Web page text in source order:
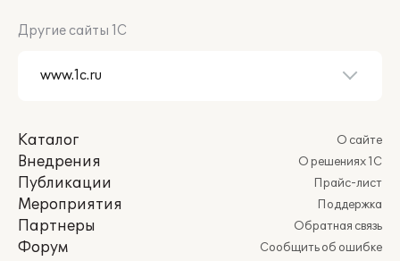
Другие сайты 1С
Каталог
Внедрения
Публикации
Мероприятия
Партнеры
Форум
О сайте
О решениях 1С
Прайс-лист
Поддержка
Обратная связь
Сообщить об ошибке